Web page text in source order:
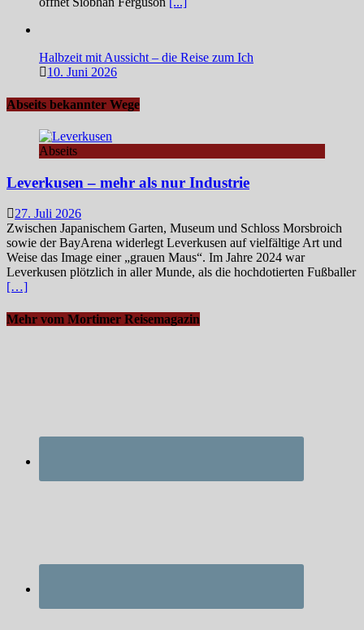
Halbzeit mit Aussicht – die Reise zum Ich
10. Juni 2026
Abseits bekannter Wege
Abseits
Leverkusen – mehr als nur Industrie
27. Juli 2026
Zwischen Japanischem Garten, Museum und Schloss Morsbroich
sowie der BayArena widerlegt Leverkusen auf vielfältige Art und
Weise das Image einer „grauen Maus“. Im Jahre 2024 war
Leverkusen plötzlich in aller Munde, als die hochdotierten Fußballer
[…]
Mehr vom Mortimer Reisemagazin